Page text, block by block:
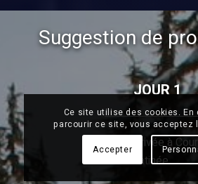
Suggestion de
JOUR 1
Arrivée à
matinée
Ce site utilise des cookies. En
parcourir ce site, vous acceptez
Accepter
07 68 28 51